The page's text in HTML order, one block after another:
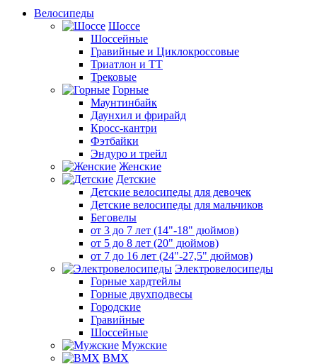
Велосипеды
Шоссе
Шоссейные
Гравийные и Циклокроссовые
Триатлон и ТТ
Трековые
Горные
Маунтинбайк
Даунхил и фрирайд
Кросс-кантри
Фэтбайки
Эндуро и трейл
Женские
Детские
Детские велосипеды для девочек
Детские велосипеды для мальчиков
Беговелы
от 3 до 7 лет (14"-18" дюймов)
от 5 до 8 лет (20" дюймов)
от 7 до 16 лет (24"-27,5" дюймов)
Электровелосипеды
Горные хардтейлы
Горные двухподвесы
Городские
Гравийные
Шоссейные
Мужские
BMX